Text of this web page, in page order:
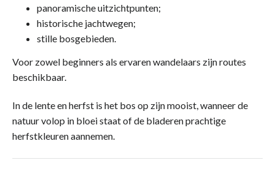
panoramische uitzichtpunten;
historische jachtwegen;
stille bosgebieden.
Voor zowel beginners als ervaren wandelaars zijn routes
beschikbaar.
In de lente en herfst is het bos op zijn mooist, wanneer de
natuur volop in bloei staat of de bladeren prachtige
herfstkleuren aannemen.